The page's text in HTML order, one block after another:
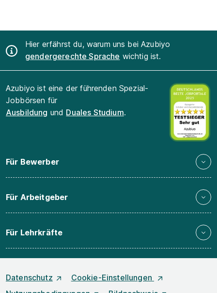
Hier erfährst du, warum uns bei Azubiyo
gendergerechte Sprache wichtig ist.
Azubiyo ist eine der führenden Spezial-
Jobbörsen für
Ausbildung und Duales Studium.
Für Bewerber
Für Arbeitgeber
Für Lehrkräfte
Datenschutz
Cookie-Einstellungen